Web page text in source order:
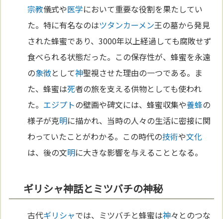
宗教儀式や医学において重要な役割を果たしてい
た。特に有名なのはツタンカーメン王の墓から発見
された蜂蜜であり、3000年以上経過しても腐敗せず
食べられる状態だった。この保存性が、蜂蜜を永遠
の象徴として神聖視させた理由の一つである。ま
た、蜂蜜は死者の旅を支える供物としても使われ
た。 エジプトの壁画や碑文には、蜂蜜収集や養蜂の
様子が克明に描かれ、当時の人々の生活に密接に関
わっていたことがわかる。この時代の技術や文化
は、後の文明に大きな影響を与えることとなる。
ギリシャ神話とミツバチの神秘
古代ギリシャでは、ミツバチと蜂蜜は神々とのつな